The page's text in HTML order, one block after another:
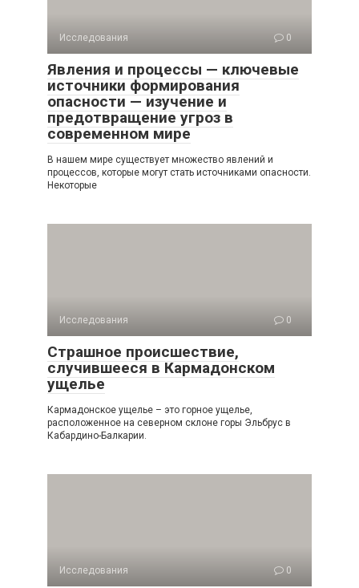
Исследования 0
Явления и процессы — ключевые
источники формирования
опасности — изучение и
предотвращение угроз в
современном мире
В нашем мире существует множество явлений и
процессов, которые могут стать источниками опасности.
Некоторые
Исследования 0
Страшное происшествие,
случившееся в Кармадонском
ущелье
Кармадонское ущелье – это горное ущелье,
расположенное на северном склоне горы Эльбрус в
Кабардино-Балкарии.
Исследования 0